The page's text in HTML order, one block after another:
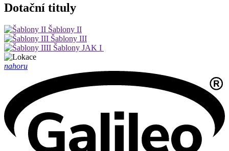
Dotační tituly
Šablony II
Šablony III
Šablony JAK I
nahoru